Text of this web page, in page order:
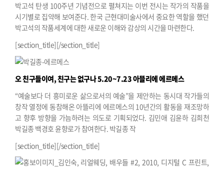
박고석 탄생 100주년 기념전으로 펼쳐지는 이번 전시는 작가의 작품을
시기별로 집약해 보여준다. 한국 근현대미술사에서 중요한 역할을 했던
박고석의 작품세계에 대한 새로운 이해와 감상의 시간을 마련한다.
[section_title][/section_title]
오 친구들이여, 친구는 없구나5.20~7.23 아뜰리에 에르메스
“예술보다 더 흥미로운 삶으로서의 예술”을 제안하는 동시대 작가들의
창작 열정에 동참해온 아뜰리에 에르메스의 10년간의 활동을 재조망하
고 향후 방향을 가늠하려는 의도로 기획되었다. 김민애 김윤하 김희천
박길종 백경호 윤향로가 참여한다. 박길종 작
[section_title][/section_title]